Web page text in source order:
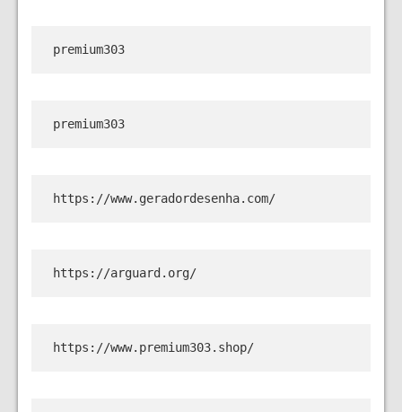
premium303
premium303
https://www.geradordesenha.com/
https://arguard.org/
https://www.premium303.shop/